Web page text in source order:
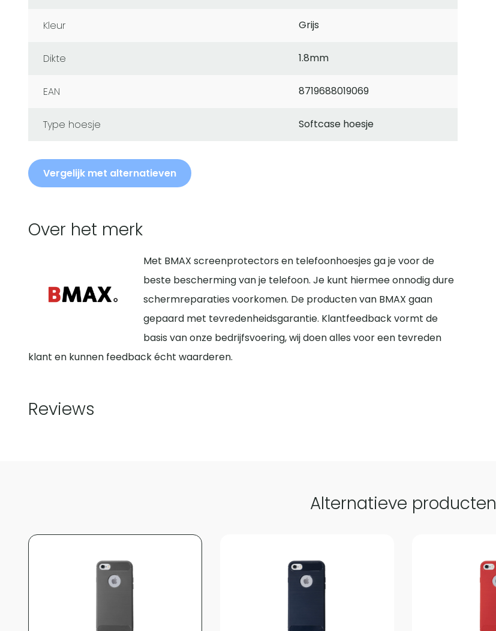
Kleur Grijs
Dikte 1.8mm
EAN 8719688019069
Type hoesje Softcase hoesje
Vergelijk met alternatieven
Over het merk
Met BMAX screenprotectors en telefoonhoesjes ga je voor de
beste bescherming van je telefoon. Je kunt hiermee onnodig dure
schermreparaties voorkomen. De producten van BMAX gaan
gepaard met tevredenheidsgarantie. Klantfeedback vormt de
basis van onze bedrijfsvoering, wij doen alles voor een tevreden
klant en kunnen feedback écht waarderen.
Reviews
Alternatieve producten